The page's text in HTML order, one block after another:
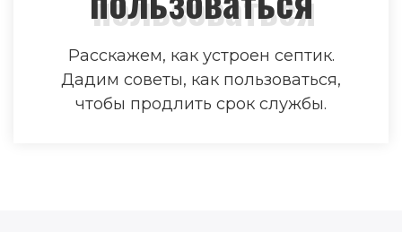
Расскажем, как устроен септик.
Дадим советы, как пользоваться,
чтобы продлить срок службы.